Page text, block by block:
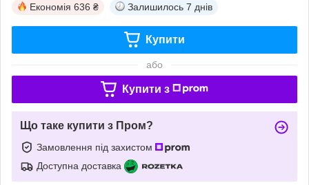
Економія 636 ₴ Залишилось 7 днів
Купити
або
Купити з
Що таке купити з Пром?
Замовлення під захистом
Доступна доставка